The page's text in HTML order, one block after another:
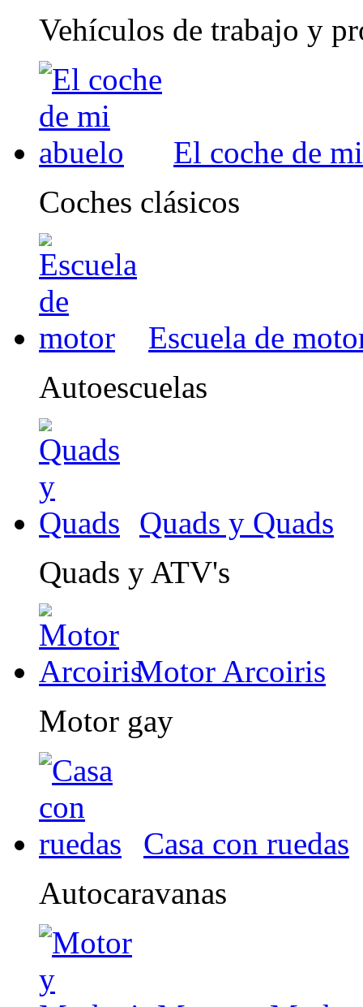
Vehículos de trabajo y
El coche de
Coches clásicos
Escuela de
Autoescuelas
Quads y Quads
Quads y ATV's
Motor Arcoiris
Motor gay
Casa con ruedas
Autocaravanas